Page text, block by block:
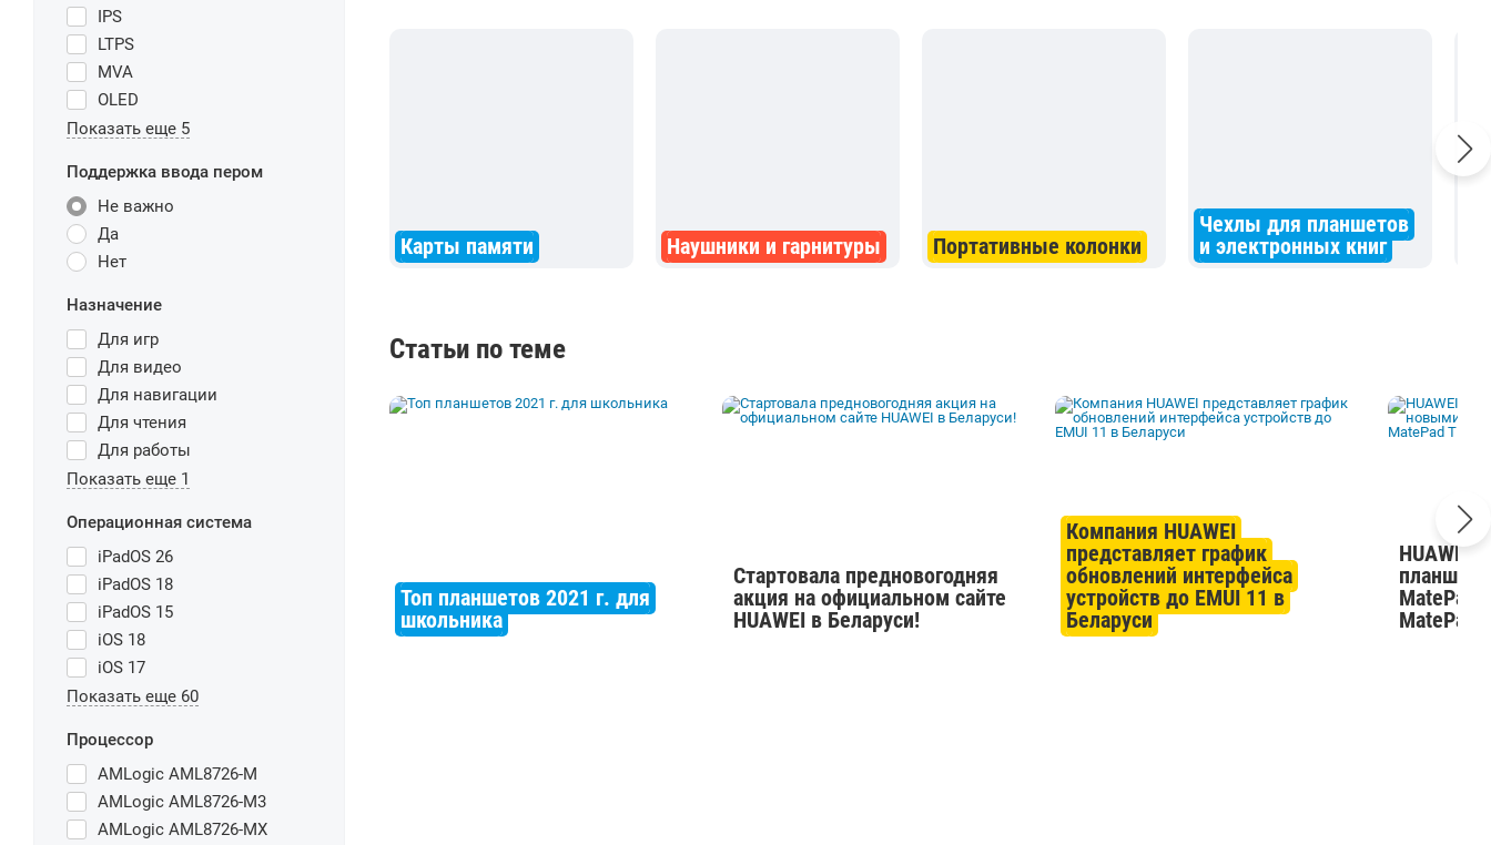
IPS
LTPS
MVA
OLED
Показать еще 5
Поддержка ввода пером
Не важно
Да
Нет
Назначение
Для игр
Для видео
Для навигации
Для чтения
Для работы
Показать еще 1
Операционная система
iPadOS 26
iPadOS 18
iPadOS 15
iOS 18
iOS 17
Показать еще 60
Процессор
AMLogic AML8726-M
AMLogic AML8726-M3
AMLogic AML8726-MX
Карты памяти Наушники и гарнитуры Портативные колонки
Чехлы для планшетов
и электронных книг
Статьи по теме
Топ планшетов 2021 г. для
школьника
Стартовала предновогодняя
акция на официальном сайте
HUAWEI в Беларуси!
Компания HUAWEI
представляет график
обновлений интерфейса
устройств до EMUI 11 в
Беларуси
HUAWEI
MatePad
MatePad